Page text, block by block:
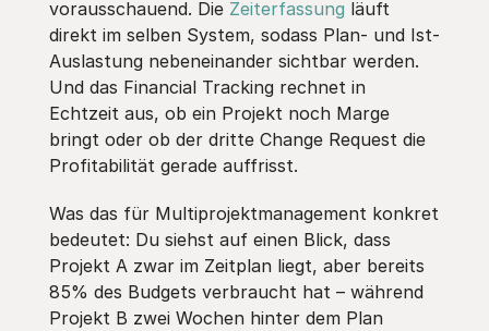
vorausschauend. Die Zeiterfassung läuft
direkt im selben System, sodass Plan- und Ist-
Auslastung nebeneinander sichtbar werden.
Und das Financial Tracking rechnet in
Echtzeit aus, ob ein Projekt noch Marge
bringt oder ob der dritte Change Request die
Profitabilität gerade auffrisst.
Was das für Multiprojektmanagement konkret
bedeutet: Du siehst auf einen Blick, dass
Projekt A zwar im Zeitplan liegt, aber bereits
85% des Budgets verbraucht hat – während
Projekt B zwei Wochen hinter dem Plan